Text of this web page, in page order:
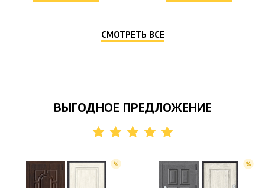
СМОТРЕТЬ ВСЕ
ВЫГОДНОЕ ПРЕДЛОЖЕНИЕ